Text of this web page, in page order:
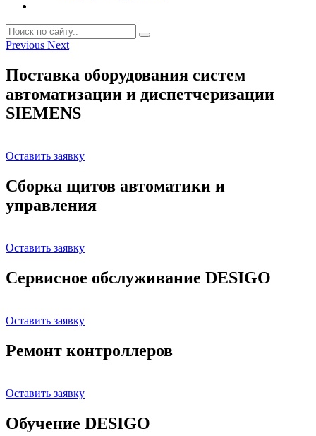
Previous Next
Поставка оборудования систем
автоматизации и диспетчеризации
SIEMENS
Оставить заявку
Сборка щитов автоматики и
управления
Оставить заявку
Сервисное обслуживание DESIGO
Оставить заявку
Ремонт контроллеров
Оставить заявку
Обучение DESIGO